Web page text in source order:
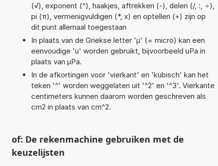
(√), exponent (^), haakjes, aftrekken (-), delen (/, :, ÷),
pi (π), vermenigvuldigen (*, x) en optellen (+) zijn op
dit punt allemaal toegestaan
In plaats van de Griekse letter 'µ' (= micro) kan een
eenvoudige 'u' worden gebruikt, bijvoorbeeld uPa in
plaats van µPa.
In de afkortingen voor 'vierkant' en 'kubisch' kan het
teken '^' worden weggelaten uit '^2' en '^3'. Vierkante
centimeters kunnen daarom worden geschreven als
cm2 in plaats van cm^2.
of: De rekenmachine gebruiken met de
keuzelijsten